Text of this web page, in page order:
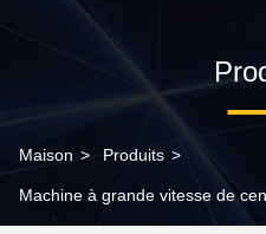
Maison > Produits >
Machine à grande vitesse de